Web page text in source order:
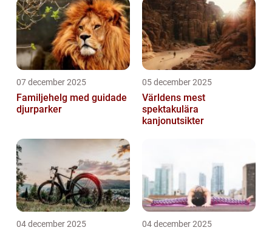
07 december 2025
Familjehelg med guidade
djurparker
05 december 2025
Världens mest
spektakulära
kanjonutsikter
04 december 2025 04 december 2025